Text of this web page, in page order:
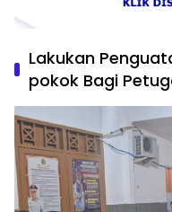
Lakukan
pokok Bagi